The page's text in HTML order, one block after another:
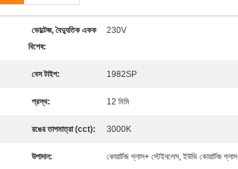
ভোল্টেজ, বৈদ্যুতিক একক
বিশেষ:
230V
বেস টাইপ: 1982SP
প্রস্থ: 12 মিমি
রঙের তাপমাত্রা (cct): 3000K
উপাদান: কোয়ার্টজ গ্লাস+ স্টেইনলেস, ইউভি কোয়ার্টজ গ্লাস